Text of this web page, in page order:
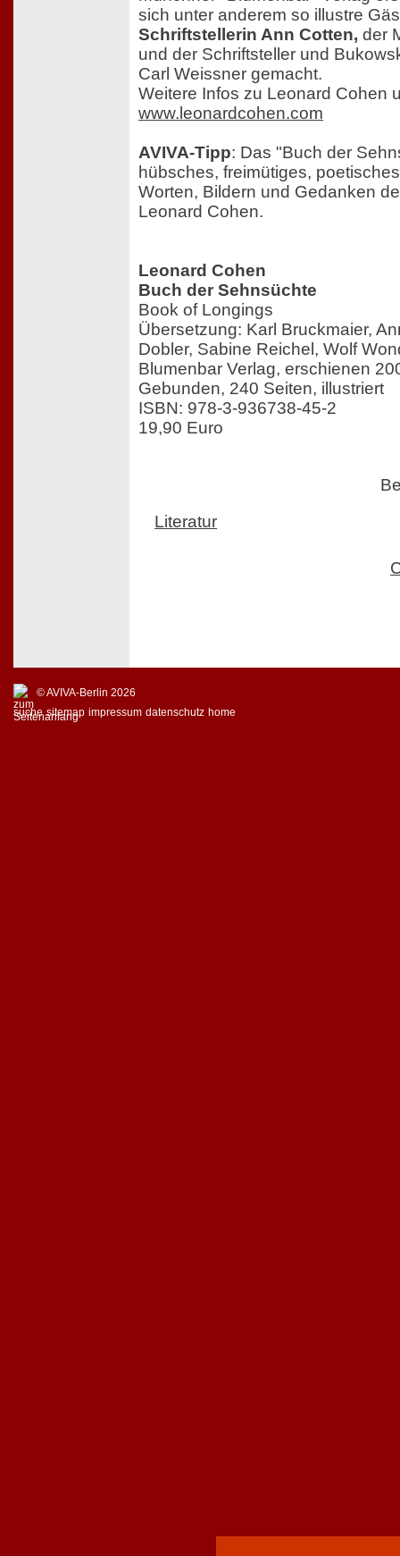
sich unter anderem so illustre
Schriftstellerin Ann Cotten, der
und der Schriftsteller und
Carl Weissner gemacht.
Weitere Infos zu Leonard Cohen
www.leonardcohen.com
AVIVA-Tipp: Das "Buch der
hübsches, freimütiges,
Worten, Bildern und Gedanken
Leonard Cohen.
Leonard Cohen
Buch der Sehnsüchte
Book of Longings
Übersetzung: Karl Bruckmaier,
Dobler, Sabine Reichel, Wolf
Blumenbar Verlag, erschienen
Gebunden, 240 Seiten, illustriert
ISBN: 978-3-936738-45-2
19,90 Euro
Literatur
© AVIVA-Berlin 2026
suche sitemap impressum datenschutz home